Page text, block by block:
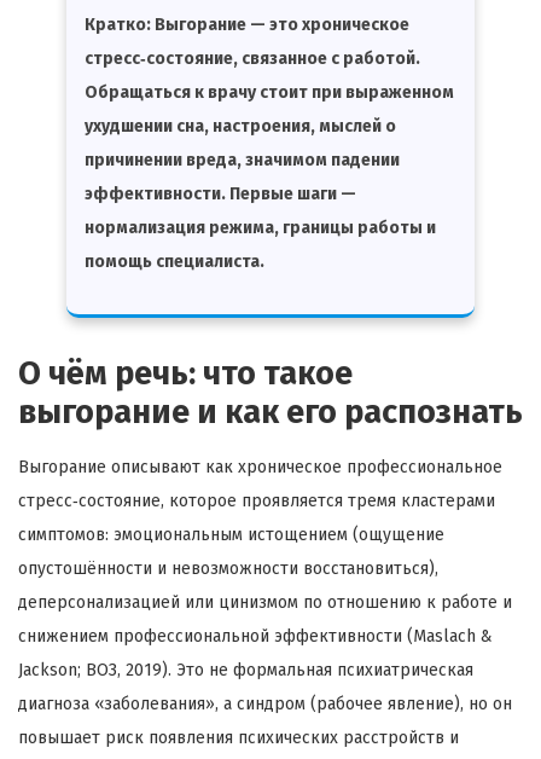
Кратко: Выгорание — это хроническое
стресс‑состояние, связанное с работой.
Обращаться к врачу стоит при выраженном
ухудшении сна, настроения, мыслей о
причинении вреда, значимом падении
эффективности. Первые шаги —
нормализация режима, границы работы и
помощь специалиста.
О чём речь: что такое
выгорание и как его распознать
Выгорание описывают как хроническое профессиональное
стресс‑состояние, которое проявляется тремя кластерами
симптомов: эмоциональным истощением (ощущение
опустошённости и невозможности восстановиться),
деперсонализацией или цинизмом по отношению к работе и
снижением профессиональной эффективности (Maslach &
Jackson; ВОЗ, 2019). Это не формальная психиатрическая
диагноза «заболевания», а синдром (рабочее явление), но он
повышает риск появления психических расстройств и